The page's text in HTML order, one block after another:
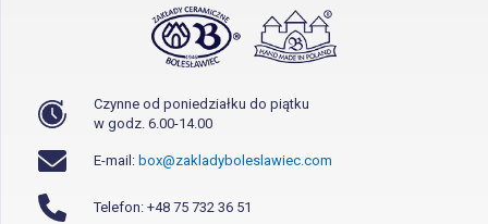
Czynne od poniedziałku do piątku
w godz. 6.00-14.00
E-mail: box@zakladyboleslawiec.com
Telefon: +48 75 732 36 51